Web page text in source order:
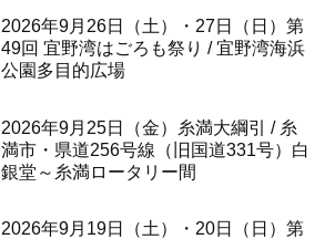
2026年9月26日（土）・27日（日）第
49回 宜野湾はごろも祭り / 宜野湾海浜
公園多目的広場
2026年9月25日（金）糸満大綱引 / 糸
満市・県道256号線（旧国道331号）白
銀堂～糸満ロータリー間
2026年9月19日（土）・20日（日）第